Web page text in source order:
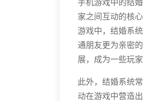
手机游戏中的结
家之间互动的核
游戏中，结婚系
通朋友更为亲密
展，成为一些玩
此外，结婚系统
动在游戏中营造